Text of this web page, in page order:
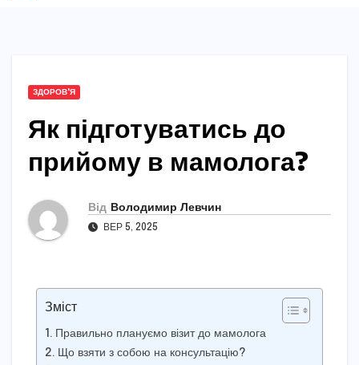
ЗДОРОВ'Я
Як підготуватись до
прийому в мамолога?
Від Володимир Левчин
ВЕР 5, 2025
Зміст
Правильно плануємо візит до мамолога
Що взяти з собою на консультацію?